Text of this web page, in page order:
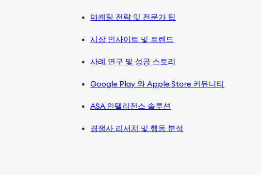
마케팅 전략 및 전문가 팁
시장 인사이트 및 트렌드
사례 연구 및 성공 스토리
Google Play 와 Apple Store 커뮤니티
ASA 인텔리전스 솔루션
경쟁사 리서치 및 행동 분석